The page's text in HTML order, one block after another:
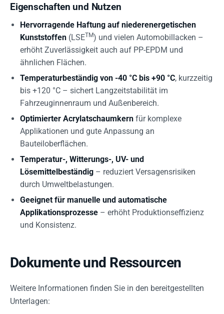
Eigenschaften und Nutzen
Hervorragende Haftung auf niederenergetischen
Kunststoffen (LSETM) und vielen Automobillacken –
erhöht Zuverlässigkeit auch auf PP-EPDM und
ähnlichen Flächen.
Temperaturbeständig von -40 °C bis +90 °C, kurzzeitig
bis +120 °C – sichert Langzeitstabilität im
Fahrzeuginnenraum und Außenbereich.
Optimierter Acrylatschaumkern für komplexe
Applikationen und gute Anpassung an
Bauteiloberflächen.
Temperatur-, Witterungs-, UV- und
Lösemittelbeständig – reduziert Versagensrisiken
durch Umweltbelastungen.
Geeignet für manuelle und automatische
Applikationsprozesse – erhöht Produktionseffizienz
und Konsistenz.
Dokumente und Ressourcen
Weitere Informationen finden Sie in den bereitgestellten
Unterlagen: